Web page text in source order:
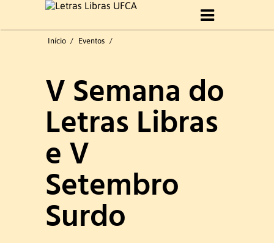
Histórico
Objetivo do Curso
Perfil profissional
Formatura 2019.1
Gestão do curso
Início / Eventos /
V Semana do
Letras Libras
e V
Setembro
Surdo